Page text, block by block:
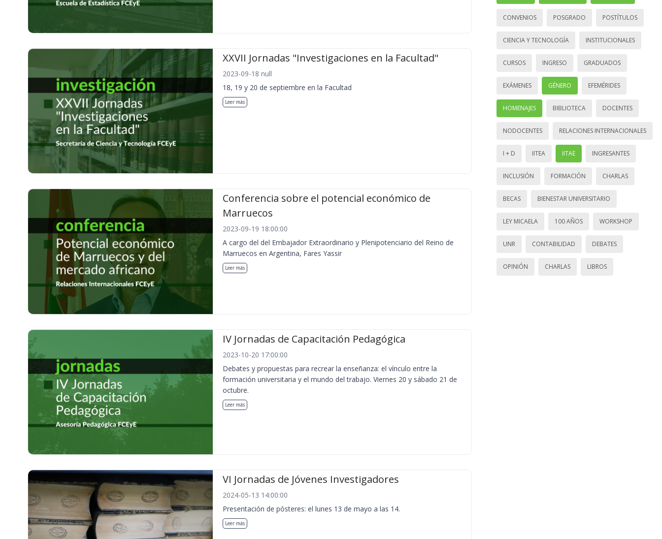
XXVII Jornadas "Investigaciones en la Facultad"
2023-09-18 null
18, 19 y 20 de septiembre en la Facultad
Leer más
Conferencia sobre el potencial económico de
Marruecos
2023-09-19 18:00:00
A cargo del del Embajador Extraordinario y Plenipotenciario del Reino de
Marruecos en Argentina, Fares Yassir
Leer más
IV Jornadas de Capacitación Pedagógica
2023-10-20 17:00:00
Debates y propuestas para recrear la enseñanza: el vínculo entre la
formación universitaria y el mundo del trabajo. Viernes 20 y sábado 21 de
octubre.
Leer más
VI Jornadas de Jóvenes Investigadores
2024-05-13 14:00:00
Presentación de pósteres: el lunes 13 de mayo a las 14.
Leer más
CONVENIOS POSGRADO POSTÍTULOS
CIENCIA Y TECNOLOGÍA INSTITUCIONALES
CURSOS INGRESO GRADUADOS
EXÁMENES GÉNERO EFEMÉRIDES
HOMENAJES BIBLIOTECA DOCENTES
NODOCENTES RELACIONES INTERNACIONALES
I + D IITEA IITAE INGRESANTES
INCLUSIÓN FORMACIÓN CHARLAS
BECAS BIENESTAR UNIVERSITARIO
LEY MICAELA 100 AÑOS WORKSHOP
UNR CONTABILIDAD DEBATES
OPINIÓN CHARLAS LIBROS